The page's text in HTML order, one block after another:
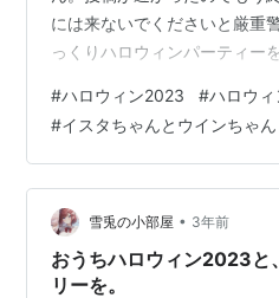
には来ないでくださいと厳重
っくりハロウィンパーティー
スタちゃんとウインちゃん」
ここ数年本当にブログ更新出
はあるんです。でもやる気が
自分がナマケモノだから。 来
年二ヶ月もあるのに言っちゃ
ないって言っちゃった。 ま
#ハロウィン2023 #ハロウィ
#イスタちゃんとウインちゃん
雪兎の小部屋 • 3年前
おうちハロウィン2023と
リーを。